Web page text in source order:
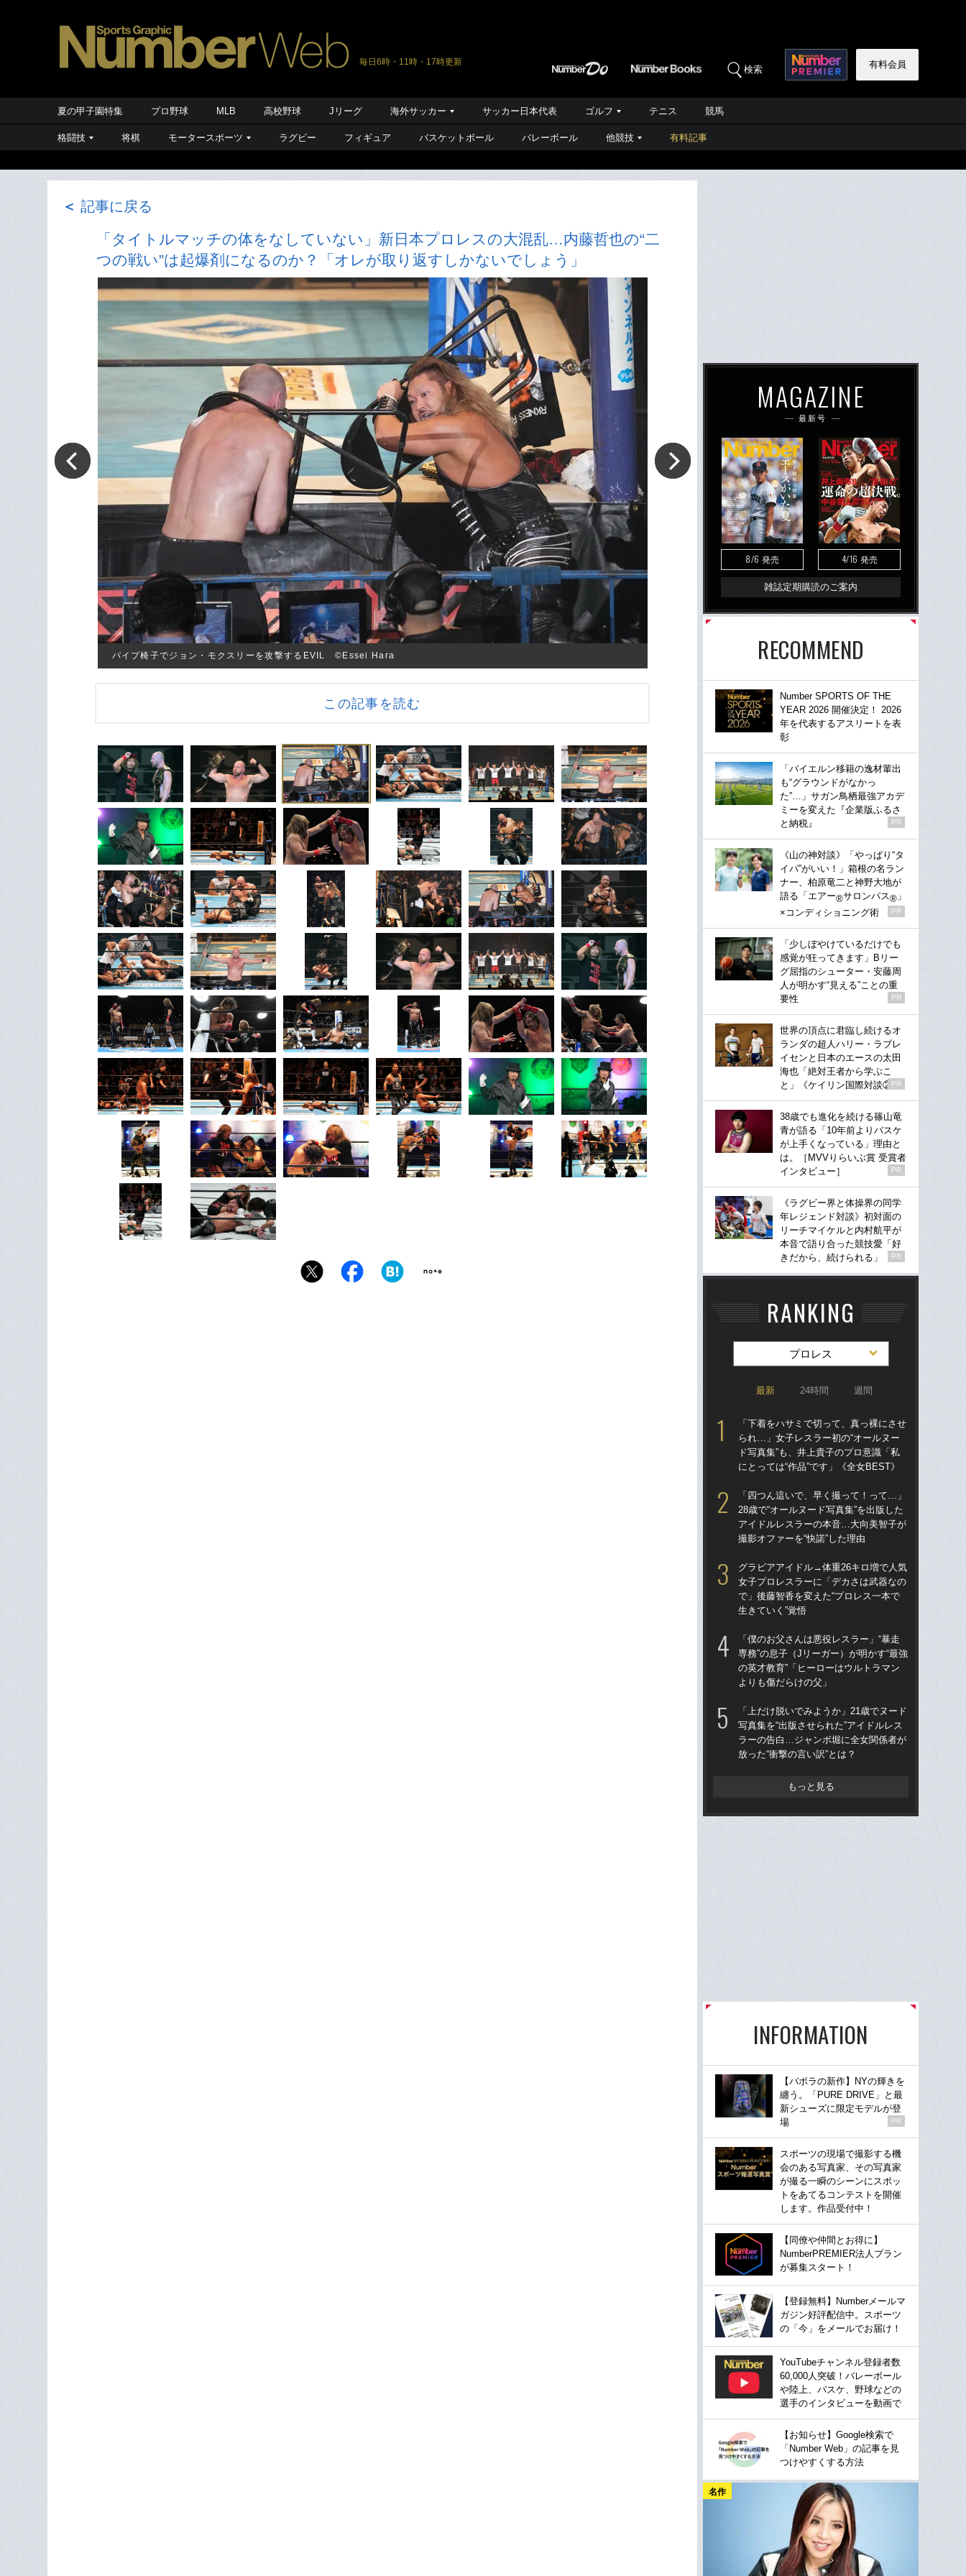
毎日6時・11時・17時更新
検索 有料会員
夏の甲子園特集 プロ野球 MLB 高校野球 Jリーグ 海外サッカー サッカー日本代表 ゴルフ テニス 競馬
格闘技 将棋 モータースポーツ ラグビー フィギュア バスケットボール バレーボール 他競技 有料記事
＜ 記事に戻る
「タイトルマッチの体をなしていない」新日本プロレスの大混乱…内藤哲也の“二
つの戦い”は起爆剤になるのか？「オレが取り返すしかないでしょう」
パイプ椅子でジョン・モクスリーを攻撃するEVIL ©Essei Hara
この記事を読む
MAGAZINE
最新号
8/6 発売 4/16 発売
雑誌定期購読のご案内
RECOMMEND
Number SPORTS OF THE
YEAR 2026 開催決定！ 2026
年を代表するアスリートを表
彰
「バイエルン移籍の逸材輩出
も“グラウンドがなかっ
た”…」サガン鳥栖最強アカデ
ミーを変えた『企業版ふるさ
と納税』
PR
《山の神対談》「やっぱり“タ
イパ”がいい！」箱根の名ラン
ナー、柏原竜二と神野大地が
語る「エアー®サロンパス® 」
×コンディショニング術
PR
「少しぼやけているだけでも
感覚が狂ってきます」Bリー
グ屈指のシューター・安藤周
人が明かす“見える”ことの重
要性
PR
世界の頂点に君臨し続けるオ
ランダの超人ハリー・ラブレ
イセンと日本のエースの太田
海也「絶対王者から学ぶこ
と」《ケイリン国際対談②》
PR
38歳でも進化を続ける篠山竜
青が語る「10年前よりバスケ
が上手くなっている」理由と
は。［MVVりらいぶ賞 受賞者
インタビュー］
PR
《ラグビー界と体操界の同学
年レジェンド対談》初対面の
リーチマイケルと内村航平が
本音で語り合った競技愛「好
きだから、続けられる」
PR
RANKING
プロレス
最新 24時間 週間
「下着をハサミで切って、真っ裸にさせ
られ…」女子レスラー初の“オールヌー
ド写真集”も、井上貴子のプロ意識「私
にとっては“作品”です」《全女BEST》
「四つん這いで、早く撮って！って…」
28歳で“オールヌード写真集”を出版した
アイドルレスラーの本音…大向美智子が
撮影オファーを“快諾”した理由
グラビアアイドル→体重26キロ増で人気
女子プロレスラーに「デカさは武器なの
で」後藤智香を変えた“プロレス一本で
生きていく”覚悟
「僕のお父さんは悪役レスラー」“暴走
専務”の息子（Jリーガー）が明かす“最強
の英才教育”「ヒーローはウルトラマン
よりも傷だらけの父」
「上だけ脱いでみようか」21歳でヌード
写真集を“出版させられた”アイドルレス
ラーの告白…ジャンボ堀に全女関係者が
放った“衝撃の言い訳”とは？
もっと見る
INFORMATION
【バボラの新作】NYの輝きを
纏う。「PURE DRIVE」と最
新シューズに限定モデルが登
場
PR
スポーツの現場で撮影する機
会のある写真家、その写真家
が撮る一瞬のシーンにスポッ
トをあてるコンテストを開催
します。作品受付中！
【同僚や仲間とお得に】
NumberPREMIER法人プラン
が募集スタート！
【登録無料】Numberメールマ
ガジン好評配信中。スポーツ
の「今」をメールでお届け！
YouTubeチャンネル登録者数
60,000人突破！バレーボール
や陸上、バスケ、野球などの
選手のインタビューを動画で
【お知らせ】Google検索で
「Number Web」の記事を見
つけやすくする方法
名作